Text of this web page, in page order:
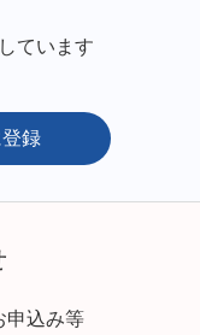
ています
録
申込み等